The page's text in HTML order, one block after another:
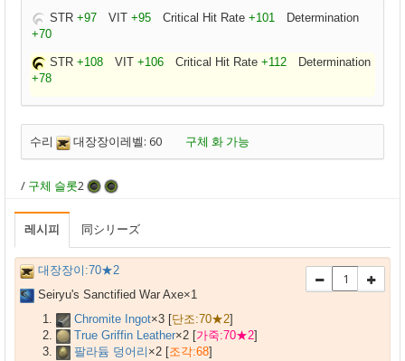
STR +97 VIT +95 Critical Hit Rate +101 Determination
+70
STR +108 VIT +106 Critical Hit Rate +112 Determination
+78
수리 대장장이레벨: 60 구체 화 가능
/ 구체 슬롯2
레시피 同シリーズ
대장장이:70★2
Seiryu's Sanctified War Axe×1
Chromite Ingot×3 [단조:70★2]
True Griffin Leather×2 [가죽:70★2]
팔라듐 덩어리 ×2 [조각:68]